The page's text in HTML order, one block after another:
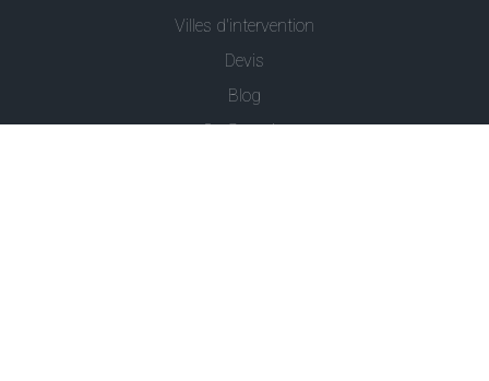
Villes d'intervention
Devis
Blog
Ou Serrurier